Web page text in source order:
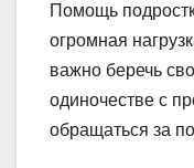
Помощь
огромная
важно беречь
одиночестве с
обращаться за